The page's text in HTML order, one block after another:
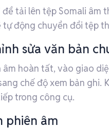
tải lên tệp Somali âm
động chuyển đổi tệp
sửa văn bản
hoàn tất, vào giao
chế độ xem bản
trong công cụ.
phiên âm